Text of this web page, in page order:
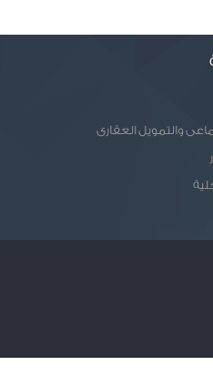
والتمويل العقارى